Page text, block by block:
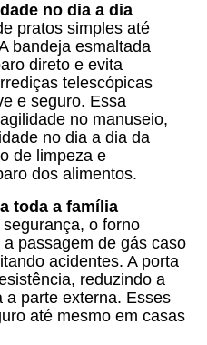
no dia a dia
pratos simples até
bandeja esmaltada
direto e evita
telescópicas
e seguro. Essa
no manuseio,
no dia a dia da
de limpeza e
dos alimentos.
toda a família
o forno
passagem de gás caso
acidentes. A porta
reduzindo a
a parte externa. Esses
até mesmo em casas